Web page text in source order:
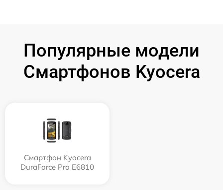
Популярные модели
Смартфонов Kyocera
Смартфон Kyocera
DuraForce Pro E6810